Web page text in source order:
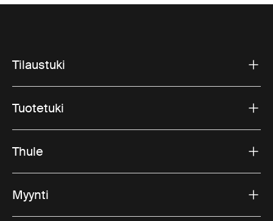
Tilaustuki
Tuotetuki
Thule
Myynti